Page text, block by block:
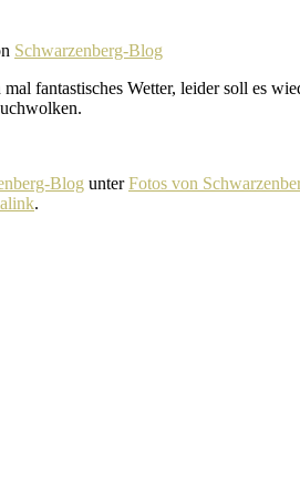
Schwarzenberg-Blog
fantas­ti­sches Wetter, leider soll es
Blog unterFotos von
.